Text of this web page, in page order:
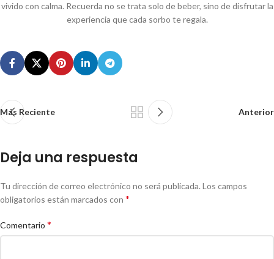
vivido con calma. Recuerda no se trata solo de beber, sino de disfrutar la
experiencia que cada sorbo te regala.
Más Reciente Anterior
Deja una respuesta
Tu dirección de correo electrónico no será publicada. Los campos
obligatorios están marcados con *
Comentario *